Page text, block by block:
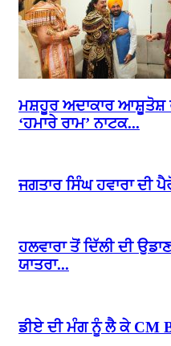
ਮਸ਼ਹੂਰ ਅਦਾਕਾਰ ਆਸ਼ੂਤੋਸ਼
‘ਹਮਾਰੇ ਰਾਮ’ ਨਾਟਕ...
ਜਗਤਾਰ ਸਿੰਘ ਹਵਾਰਾ ਦੀ
ਹਲਵਾਰਾ ਤੋਂ ਦਿੱਲੀ ਦੀ
ਯਾਤਰਾ...
ਡੀਏ ਦੀ ਮੰਗ ਨੂੰ ਲੈ ਕੇ CM